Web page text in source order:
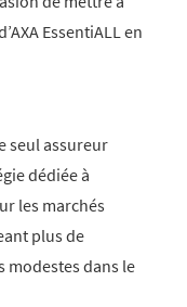
EssentiALL en
seul assureur
dédiée à
les marchés
plus de
modestes dans le